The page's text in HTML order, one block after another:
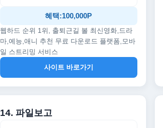
혜택:100,000P
웹하드 순위 1위, 출퇴근길 볼 최신영화,드라
마,예능,애니 추천 무료 다운로드 플랫폼,모바
일 스트리밍 서비스
사이트 바로가기
14. 파일보고